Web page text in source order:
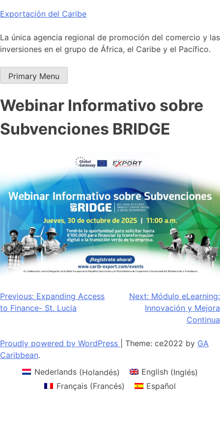
Skip
content
Exportación del Caribe
La única agencia regional de promoción del comercio y las
inversiones en el grupo de África, el Caribe y el Pacífico.
Primary Menu
Webinar Informativo sobre
Subvenciones BRIDGE
Navegación
de
Previous: Expanding Access
to Finance- St. Lucia
Next: Módulo eLearning:
Innovación y Mejora
Continua
Proudly powered by WordPress Theme: ce2022 by GA
Caribbean.
Nederlands(Holandés) English(Inglés)
Français(Francés) Español